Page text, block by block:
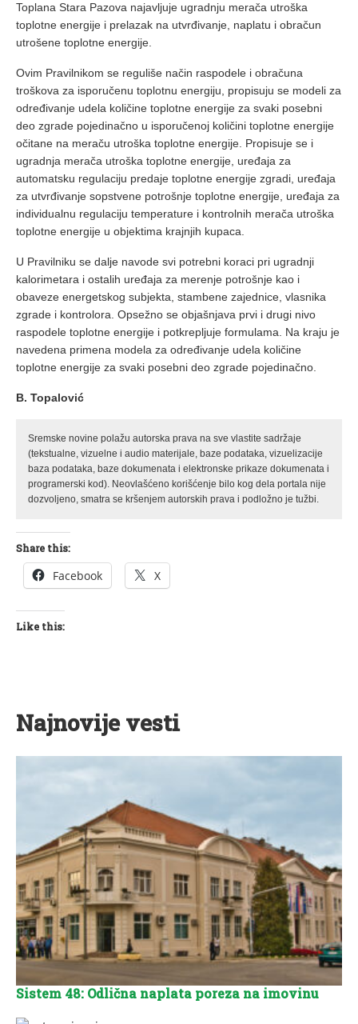
Toplana Stara Pazova najavljuje ugradnju merača utroška
toplotne energije i prelazak na utvrđivanje, naplatu i obračun
utrošene toplotne energije.
Ovim Pravilnikom se reguliše način raspodele i obračuna
troškova za isporučenu toplotnu energiju, propisuju se modeli za
određivanje udela količine toplotne energije za svaki posebni
deo zgrade pojedinačno u isporučenoj količini toplotne energije
očitane na meraču utroška toplotne energije. Propisuje se i
ugradnja merača utroška toplotne energije, uređaja za
automatsku regulaciju predaje toplotne energije zgradi, uređaja
za utvrđivanje sopstvene potrošnje toplotne energije, uređaja za
individualnu regulaciju temperature i kontrolnih merača utroška
toplotne energije u objektima krajnjih kupaca.
U Pravilniku se dalje navode svi potrebni koraci pri ugradnji
kalorimetara i ostalih uređaja za merenje potrošnje kao i
obaveze energetskog subjekta, stambene zajednice, vlasnika
zgrade i kontrolora. Opsežno se objašnjava prvi i drugi nivo
raspodele toplotne energije i potkrepljuje formulama. Na kraju je
navedena primena modela za određivanje udela količine
toplotne energije za svaki posebni deo zgrade pojedinačno.
B. Topalović
Sremske novine polažu autorska prava na sve vlastite sadržaje
(tekstualne, vizuelne i audio materijale, baze podataka, vizuelizacije
baza podataka, baze dokumenata i elektronske prikaze dokumenata i
programerski kod). Neovlašćeno korišćenje bilo kog dela portala nije
dozvoljeno, smatra se kršenjem autorskih prava i podložno je tužbi.
Share this:
Facebook X
Like this:
Najnovije vesti
Sistem 48: Odlična naplata poreza na imovinu